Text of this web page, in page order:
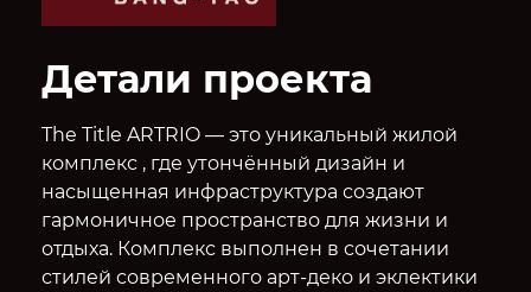
Детали проекта
The Title ARTRIO — это уникальный жилой
комплекс , где утончённый дизайн и
насыщенная инфраструктура создают
гармоничное пространство для жизни и
отдыха. Комплекс выполнен в сочетании
стилей современного арт-деко и эклектики